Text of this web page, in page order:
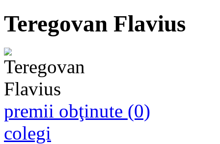
Teregovan Flavius
premii obţinute (0)
colegi